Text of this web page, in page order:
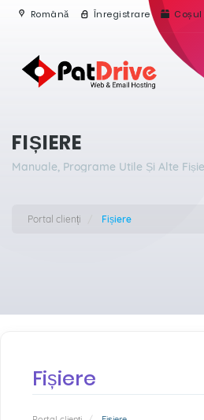
Română Înregistrare
FIȘIERE
Manuale, Programe Utile Și Alte
Portal clienți Fișiere
Fișiere